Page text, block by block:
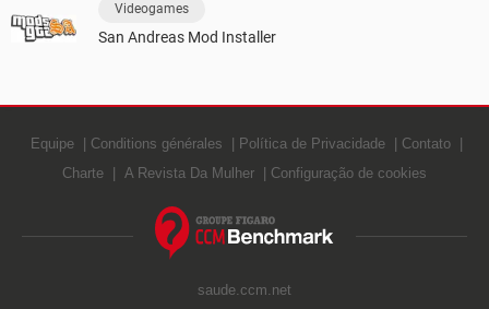
Videogames
San Andreas Mod Installer
Equipe Conditions générales Política de Privacidade
Contato
Charte
A Revista Da Mulher Configuração de cookies
saude.ccm.net